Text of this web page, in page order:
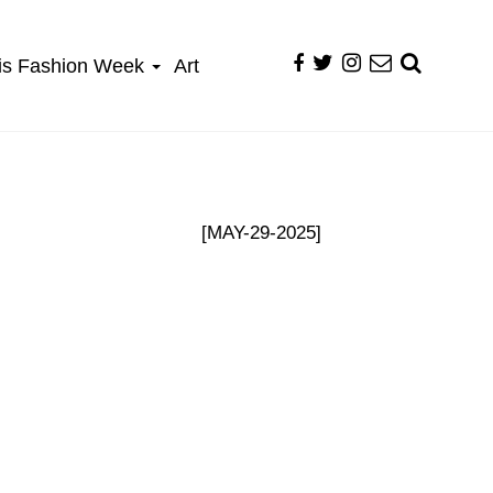
Fashion Week Art
[MAY-29-2025]